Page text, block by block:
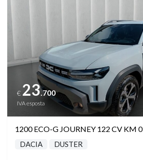
€ 23.700
IVA esposta
1200 ECO-G JOURNEY 122 CV KM 0
DACIA DUSTER